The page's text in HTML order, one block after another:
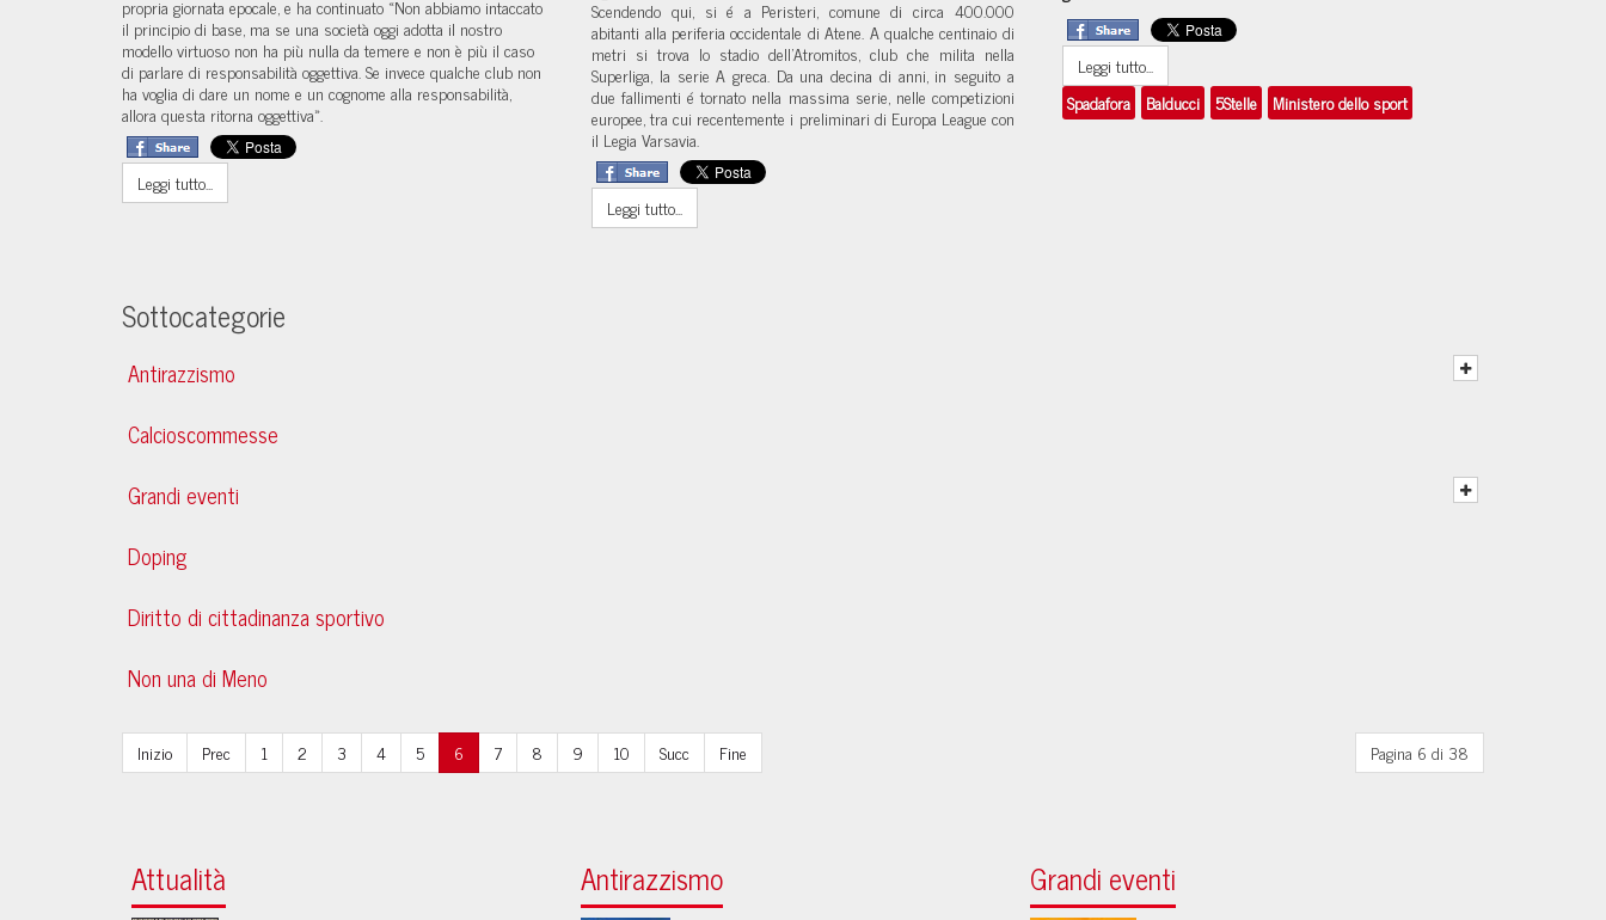
propria giornata epocale, e ha continuato «Non abbiamo intaccato
il principio di base, ma se una società oggi adotta il nostro
modello virtuoso non ha più nulla da temere e non è più il caso
di parlare di responsabilità oggettiva. Se invece qualche club non
ha voglia di dare un nome e un cognome alla responsabilità,
allora questa ritorna oggettiva».
Leggi tutto...
Scendendo qui, si é a Peristeri, comune di circa 400.000
abitanti alla periferia occidentale di Atene. A qualche centinaio di
metri si trova lo stadio dell'Atromitos, club che milita nella
Superliga, la serie A greca. Da una decina di anni, in seguito a
due fallimenti é tornato nella massima serie, nelle competizioni
europee, tra cui recentemente i preliminari di Europa League con
il Legia Varsavia.
Leggi tutto...
Leggi tutto...
Spadafora
Balducci 5Stelle Ministero dello sport
Sottocategorie
Antirazzismo
Calcioscommesse
Grandi eventi
Doping
Diritto di cittadinanza sportivo
Non una di Meno
Pagina 6 di 38
Inizio Prec 1 2 3 4 5 6 7 8 9 10 Succ Fine
Attualità Antirazzismo Grandi eventi